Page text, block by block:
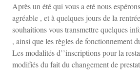
Après un été qui vous a eté nous
agréable , et à quelques jours de la
souhaitions vous transmettre quelques
, ainsi que les règles de fonctionnement
Les modalités d’’inscriptions pour la
modifiés du fait du changement de